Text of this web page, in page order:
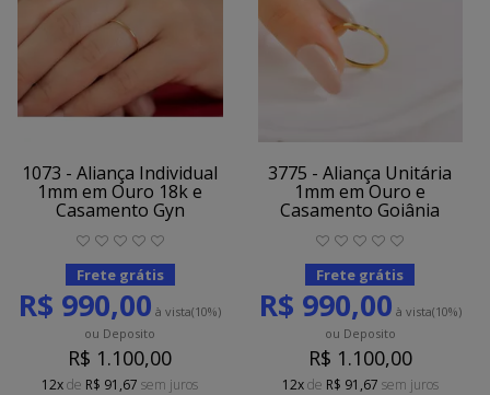
1073 - Aliança Individual
1mm em Ouro 18k e
Casamento Gyn
Frete grátis
R$ 990,00 à vista(10%)
ou Deposito
R$ 1.100,00
12xde R$ 91,67 sem juros
3775 - Aliança Unitária
1mm em Ouro e
Casamento Goiânia
Frete grátis
R$ 990,00 à vista(10%)
ou Deposito
R$ 1.100,00
12xde R$ 91,67 sem juros